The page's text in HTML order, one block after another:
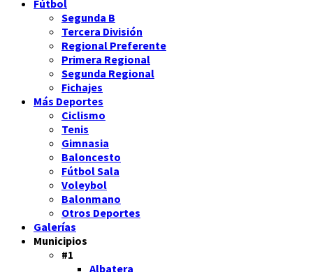
Fútbol
Segunda B
Tercera División
Regional Preferente
Primera Regional
Segunda Regional
Fichajes
Más Deportes
Ciclismo
Tenis
Gimnasia
Baloncesto
Fútbol Sala
Voleybol
Balonmano
Otros Deportes
Galerías
Municipios
#1
Albatera